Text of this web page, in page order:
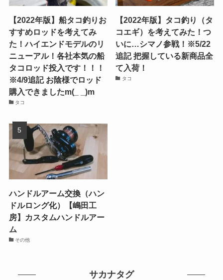
【2022年版】船タコ釣りお
すすめロッドを考えてみ
た！ハイエンドモデルのリ
ニューアル！各社本気の船
タコロッド投入です！！！
※4/9追記 お陰様でロッド
購入できましたm(_ _)m
タコ
【2022年版】タコ釣り（タ
コエギ）を考えてみた！つ
いに…シマノ参戦！※5/22
追記 把握している新商品全
て入荷！
タコ
ハンドルアーム交換（ハン
ドルロング化）【嶋田工
房】カスタムハンドルアー
ム
その他
サカナタグ